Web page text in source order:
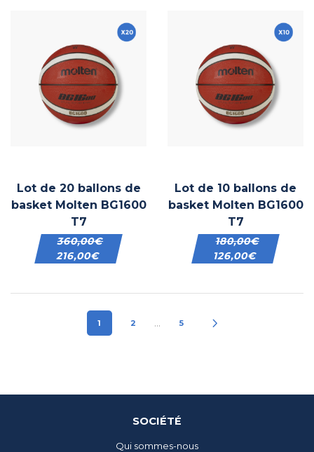
Lot de 20 ballons de
basket Molten BG1600
T7
360,00€
216,00€
Lot de 10 ballons de
basket Molten BG1600
T7
180,00€
126,00€
1 2 … 5
SOCIÉTÉ
Qui sommes-nous